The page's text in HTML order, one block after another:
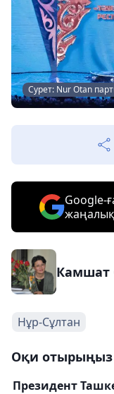
Сурет: Nur Otan
Google-
Камшат
Нұр-Сұлтан
Оқи отырыңыз
Президент